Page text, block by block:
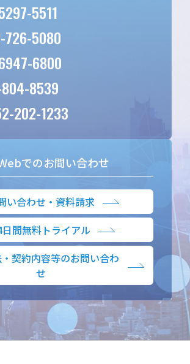
5511
726-5080
6800
804-8539
202-1233
でのお問い合わせ
い合わせ・資料請求
日間無料トライアル
契約内容等のお問い合わ
せ